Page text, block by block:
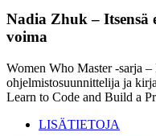
Nadia Zhuk – Itsensä
voima
Women Who Master -sarja
ohjelmistosuunnittelija ja
Learn to Code and Build a
LISÄTIETOJA